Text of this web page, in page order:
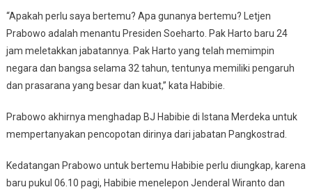
“Apakah perlu saya bertemu? Apa gunanya bertemu? Letjen
Prabowo adalah menantu Presiden Soeharto. Pak Harto baru 24
jam meletakkan jabatannya. Pak Harto yang telah memimpin
negara dan bangsa selama 32 tahun, tentunya memiliki pengaruh
dan prasarana yang besar dan kuat,” kata Habibie.
Prabowo akhirnya menghadap BJ Habibie di Istana Merdeka untuk
mempertanyakan pencopotan dirinya dari jabatan Pangkostrad.
Kedatangan Prabowo untuk bertemu Habibie perlu diungkap, karena
baru pukul 06.10 pagi, Habibie menelepon Jenderal Wiranto dan